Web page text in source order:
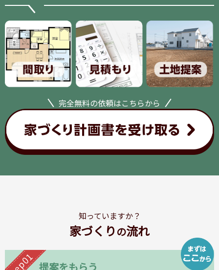
完全無料の依頼はこちらから
知っていますか？
家づくり の流れ
提案をもらう